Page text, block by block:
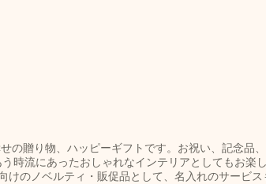
の贈り物、ハッピーギフトです。お祝い、記念品
時流にあったおしゃれなインテリアとしてもお楽
けのノベルティ・販促品として、名入れのサービス